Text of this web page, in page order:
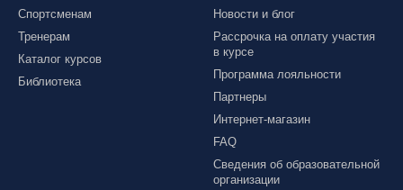
Спортсменам
Тренерам
Каталог курсов
Библиотека
Новости и блог
Рассрочка на оплату участия
в курсе
Программа лояльности
Партнеры
Интернет-магазин
FAQ
Сведения об образовательной
организации